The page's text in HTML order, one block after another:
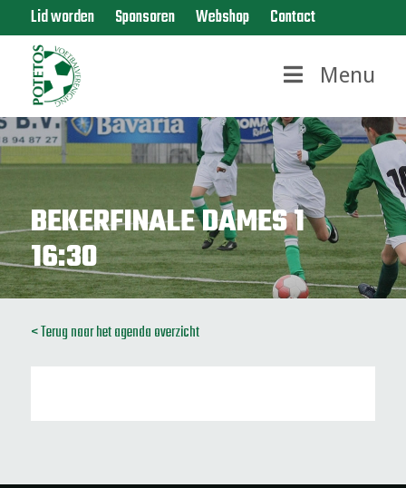
Lid worden Sponsoren Webshop Contact
Menu
BEKERFINALE DAMES 1
16:30
< Terug naar het agenda overzicht